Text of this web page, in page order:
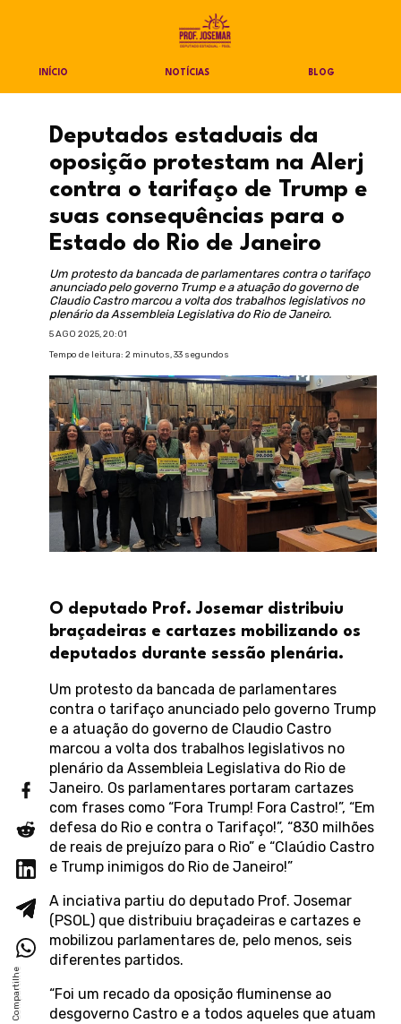
INÍCIO NOTÍCIAS BLOG
Deputados estaduais da
oposição protestam na Alerj
contra o tarifaço de Trump e
suas consequências para o
Estado do Rio de Janeiro
Um protesto da bancada de parlamentares contra o tarifaço
anunciado pelo governo Trump e a atuação do governo de
Claudio Castro marcou a volta dos trabalhos legislativos no
plenário da Assembleia Legislativa do Rio de Janeiro.
5 AGO 2025, 20:01
Tempo de leitura: 2 minutos, 33 segundos
O deputado Prof. Josemar distribuiu
braçadeiras e cartazes mobilizando os
deputados durante sessão plenária.
Um protesto da bancada de parlamentares
contra o tarifaço anunciado pelo governo Trump
e a atuação do governo de Claudio Castro
marcou a volta dos trabalhos legislativos no
plenário da Assembleia Legislativa do Rio de
Janeiro. Os parlamentares portaram cartazes
com frases como “Fora Trump! Fora Castro!”, “Em
defesa do Rio e contra o Tarifaço!”, “830 milhões
de reais de prejuízo para o Rio” e “Claúdio Castro
e Trump inimigos do Rio de Janeiro!”
A inciativa partiu do deputado Prof. Josemar
(PSOL) que distribuiu braçadeiras e cartazes e
mobilizou parlamentares de, pelo menos, seis
diferentes partidos.
“Foi um recado da oposição fluminense ao
desgoverno Castro e a todos aqueles que atuam